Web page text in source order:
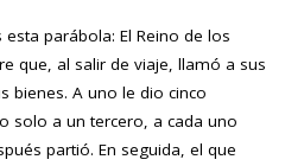
parábola: El Reino de los
que, al salir de viaje, llamó a sus
bienes. A uno le dio cinco
solo a un tercero, a cada uno
partió. En seguida, el que